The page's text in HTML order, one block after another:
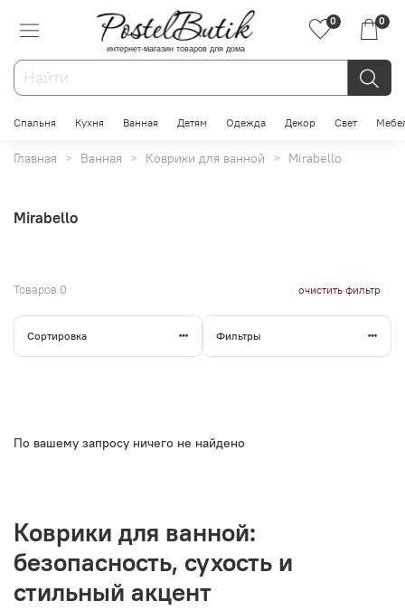
интернет-магазин товаров для дома
0 0
Спальня Кухня Ванная Детям Одежда Декор Свет
Главная Ванная Коврики для ванной Mirabello
Mirabello
Товаров 0 очистить фильтр
Сортировка Фильтры
По вашему запросу ничего не найдено
Коврики для ванной:
безопасность, сухость и
стильный акцент